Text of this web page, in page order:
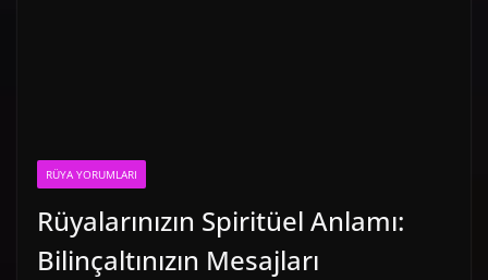
RÜYA YORUMLARI
Rüyalarınızın Spiritüel Anlamı:
Bilinçaltınızın Mesajları